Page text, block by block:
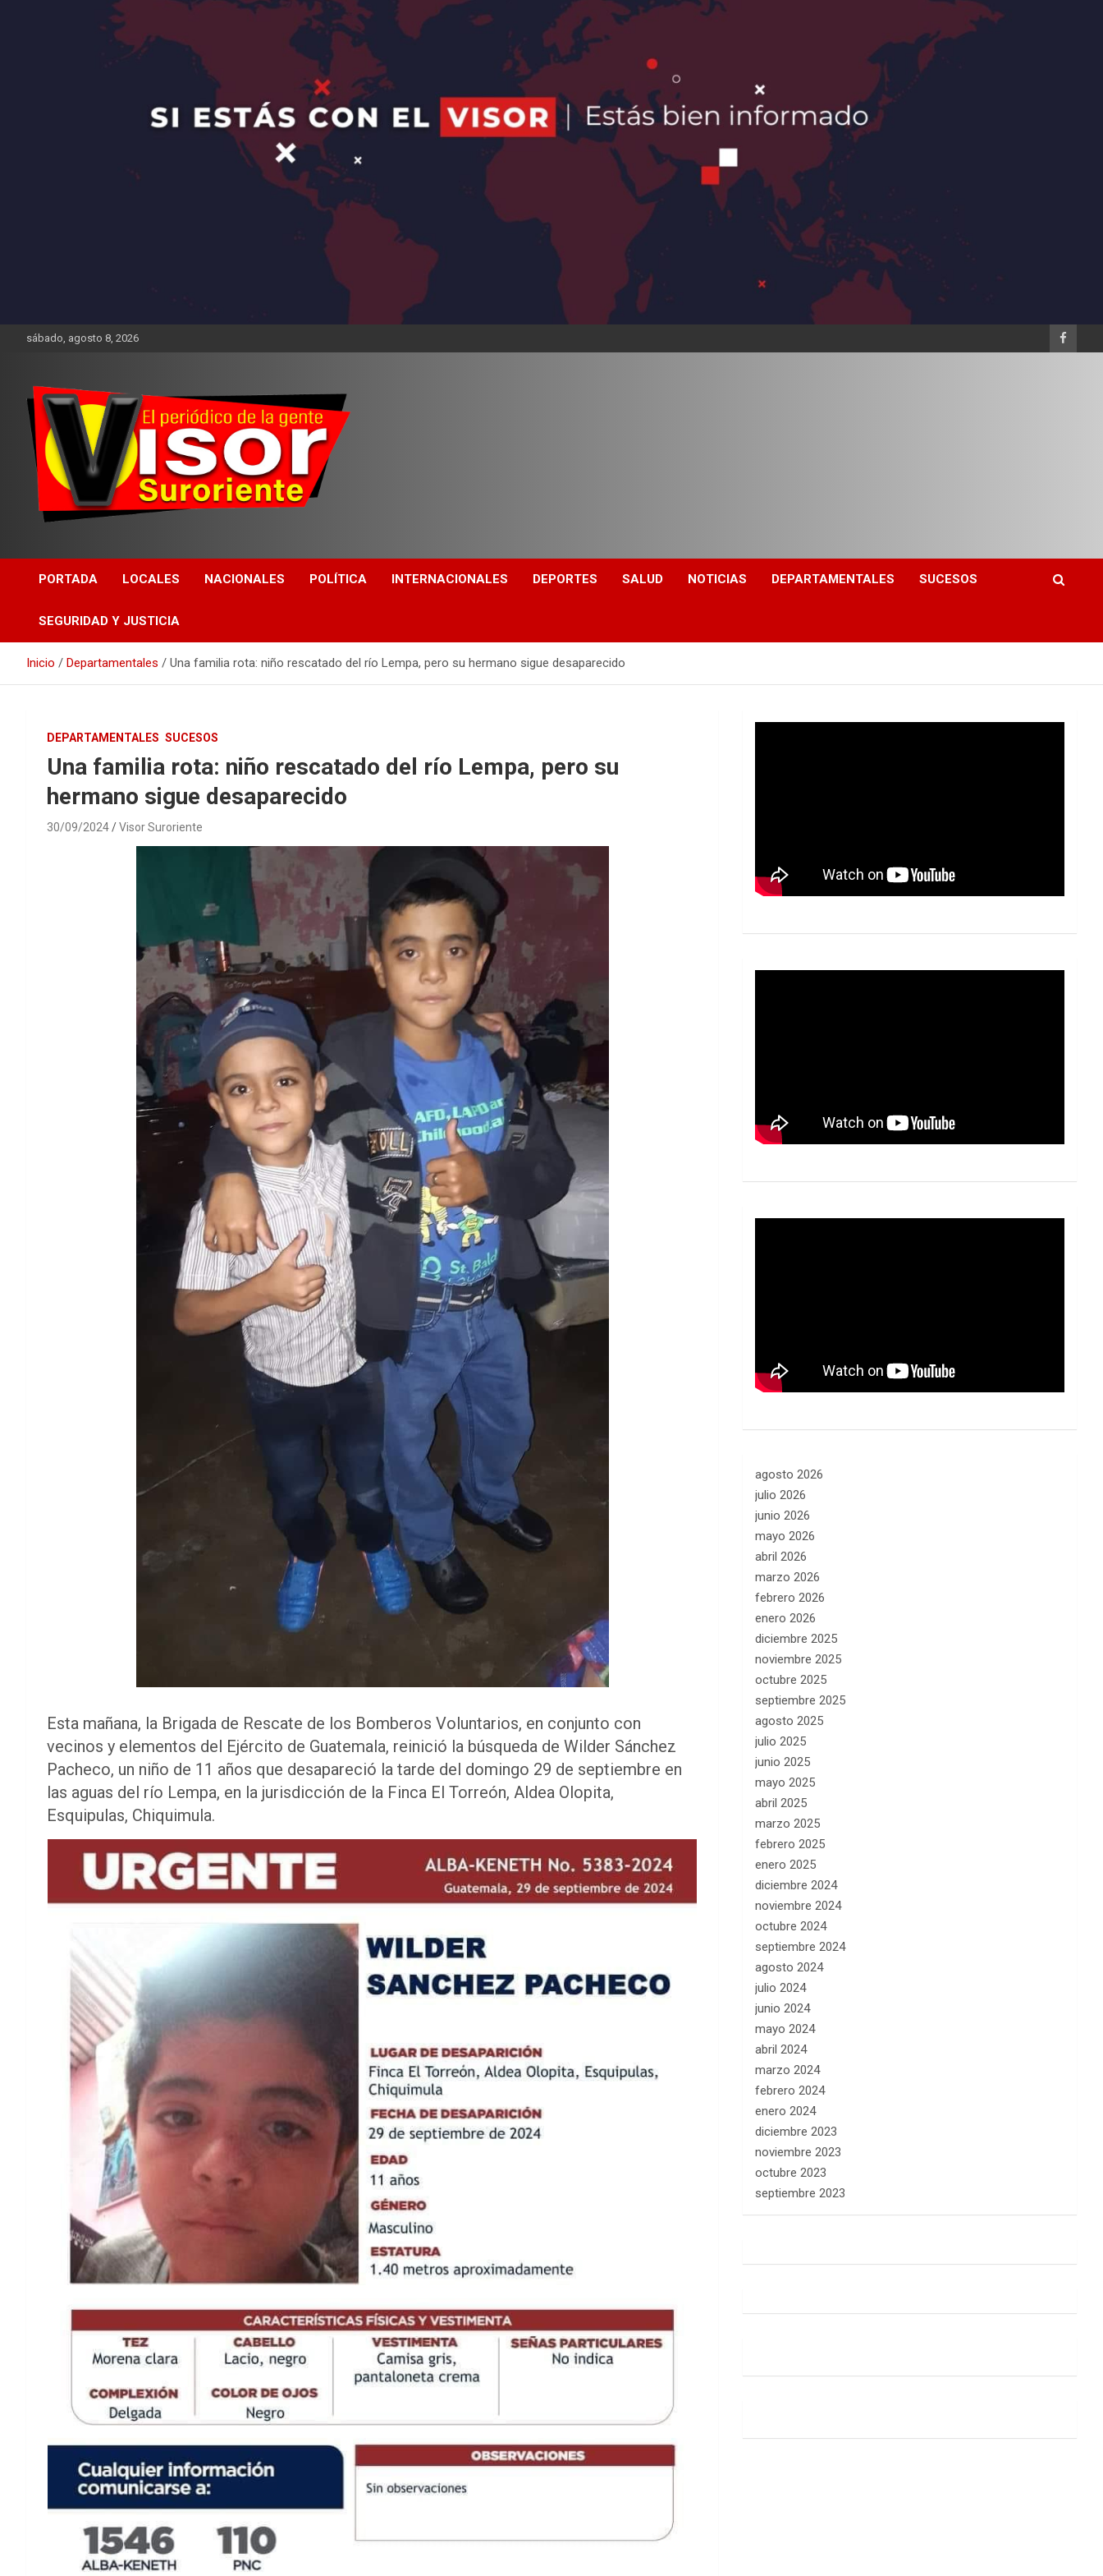
sábado, agosto 8, 2026
PORTADA LOCALES NACIONALES POLÍTICA INTERNACIONALES DEPORTES SALUD NOTICIAS DEPARTAMENTALES SUCESOS
SEGURIDAD Y JUSTICIA
Inicio Departamentales Una familia rota: niño rescatado del río Lempa, pero su hermano sigue desaparecido
DEPARTAMENTALES SUCESOS
Una familia rota: niño rescatado del río Lempa, pero su
hermano sigue desaparecido
30/09/2024 Visor Suroriente
Esta mañana, la Brigada de Rescate de los Bomberos Voluntarios, en conjunto con
vecinos y elementos del Ejército de Guatemala, reinició la búsqueda de Wilder Sánchez
Pacheco, un niño de 11 años que desapareció la tarde del domingo 29 de septiembre en
las aguas del río Lempa, en la jurisdicción de la Finca El Torreón, Aldea Olopita,
Esquipulas, Chiquimula.
agosto 2026
julio 2026
junio 2026
mayo 2026
abril 2026
marzo 2026
febrero 2026
enero 2026
diciembre 2025
noviembre 2025
octubre 2025
septiembre 2025
agosto 2025
julio 2025
junio 2025
mayo 2025
abril 2025
marzo 2025
febrero 2025
enero 2025
diciembre 2024
noviembre 2024
octubre 2024
septiembre 2024
agosto 2024
julio 2024
junio 2024
mayo 2024
abril 2024
marzo 2024
febrero 2024
enero 2024
diciembre 2023
noviembre 2023
octubre 2023
septiembre 2023